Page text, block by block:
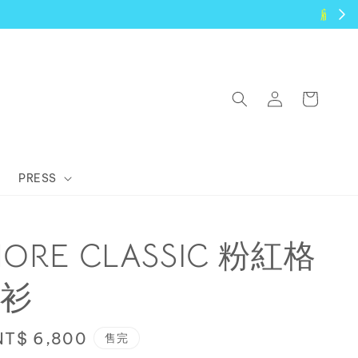
PRESS
CLASSIC 粉紅格
6,800 售完